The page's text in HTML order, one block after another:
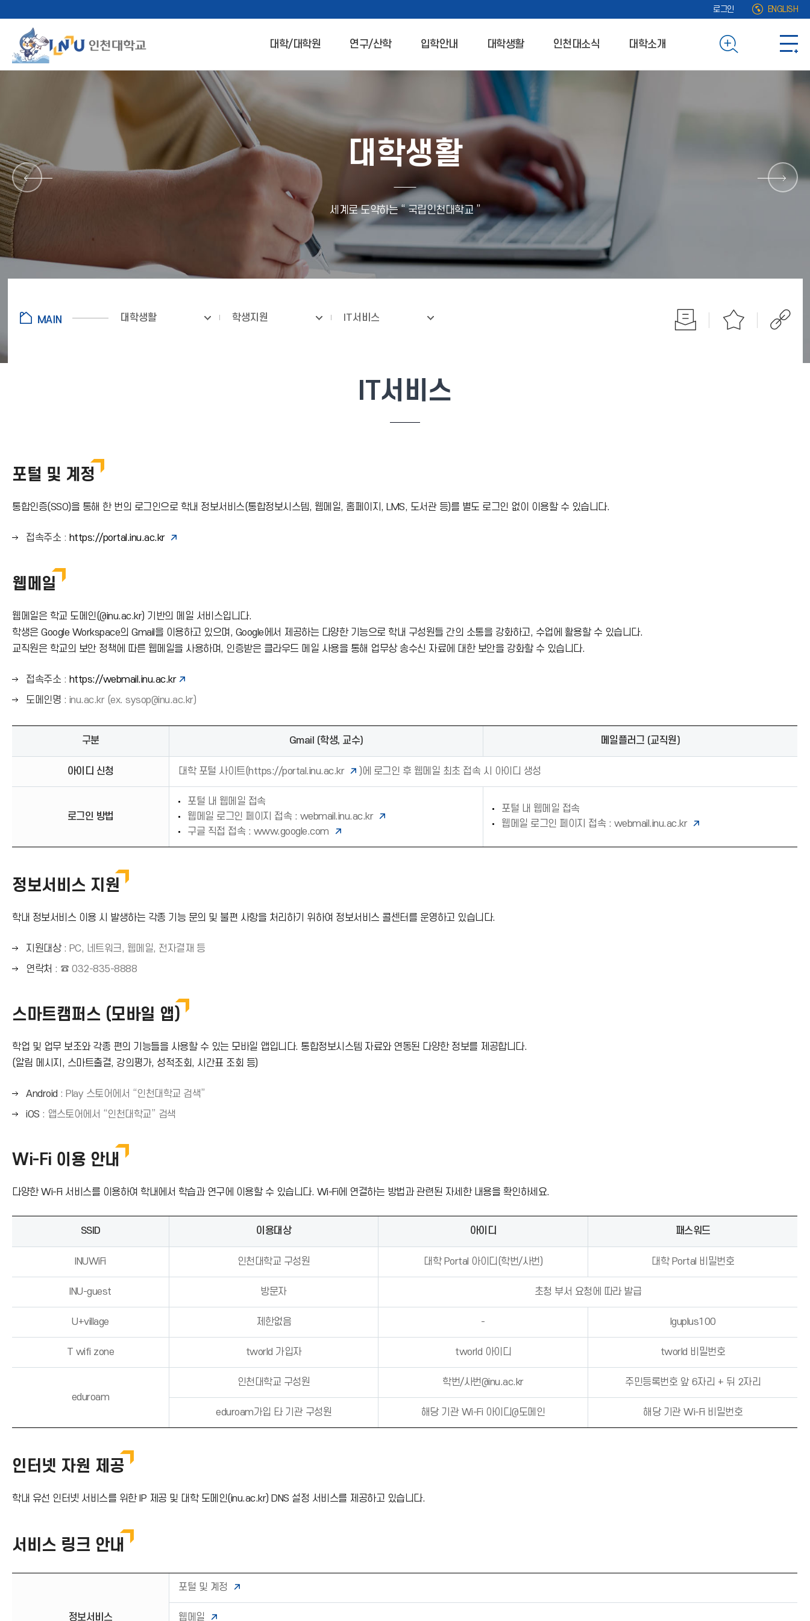
로그인 ENGLISH
대학/대학원 연구/산학 입학안내 대학생활 인천대소식 대학소개
대학생활
세계로 도약하는 “ 국립인천대학교 ”
대학생활 학생지원 IT서비스
IT서비스
포털 및 계정
통합인증(SSO)을 통해 한 번의 로그인으로 학내 정보서비스(통합정보시스템, 웹메일, 홈페이지, LMS, 도서관 등)를 별도 로그인 없이 이용할 수 있습니다.
오
화
표
→
)
접속주소 : https://portal.inu.ac.kr
웹메일
웹메일은 학교 도메인(@inu.ac.kr) 기반의 메일 서비스입니다.
학생은 Google Workspace의 Gmail을 이용하고 있으며, Google에서 제공하는 다양한 기능으로 학내 구성원들 간의 소통을 강화하고, 수업에 활용할 수 있습니다.
교직원은 학교의 보안 정책에 따른 웹메일을 사용하며, 인증받은 클라우드 메일 사용을 통해 업무상 송수신 자료에 대한 보안을 강화할 수 있습니다.
오
른
접속주소 : https://webmail.inu.ac.kr
오
쪽
살
(
도메인명 : inu.ac.kr (ex. sysop@inu.ac.kr)
구분 Gmail (학생, 교수) 메일플러그 (교직원)
아이디 신청 대학 포털 사이트(https://portal.inu.ac.kr )에 로그인 후 웹메일 최초 접속 시 아이디 생성
로그인 방법
포털 내 웹메일 접속
웹메일 로그인 페이지 접속 : webmail.inu.ac.kr
구글 직접 접속 : www.google.com
포털 내 웹메일 접속
웹메일 로그인 페이지 접속 : webmail.inu.ac.kr
정보서비스 지원
학내 정보서비스 이용 시 발생하는 각종 기능 문의 및 불편 사항을 처리하기 위하여 정보서비스 콜센터를 운영하고 있습니다.
오
른
살
표
→
)
지원대상: PC, 네트워크, 웹메일, 전자결재 등
오
화
표
→
연락처 : ☎ 032-835-8888
스마트캠퍼스 (모바일 앱)
학업 및 업무 보조와 각종 편의 기능들을 사용할 수 있는 모바일 앱입니다. 통합정보시스템 자료와 연동된 다양한 정보를 제공합니다.
(알림 메시지, 스마트출결, 강의평가, 성적조회, 시간표 조회 등)
오
른
살
표
→
Android : Play 스토어에서 “인천대학교 검색”
오
화
표
→
iOS : 앱스토어에서 “인천대학교” 검색
Wi-Fi 이용 안내
다양한 Wi-Fi 서비스를 이용하여 학내에서 학습과 연구에 이용할 수 있습니다. Wi-Fi에 연결하는 방법과 관련된 자세한 내용을 확인하세요.
SSID 이용대상 아이디 패스워드
INUWiFi 인천대학교 구성원 대학 Portal 아이디(학번/사번) 대학 Portal 비밀번호
INU-guest 방문자 초청 부서 요청에 따라 발급
U+village 제한없음 - lguplus100
T wifi zone tworld 가입자 tworld 아이디 tworld 비밀번호
eduroam
인천대학교 구성원 학번/사번@inu.ac.kr 주민등록번호 앞 6자리 + 뒤 2자리
eduroam가입 타 기관 구성원 해당 기관 Wi-Fi 아이디@도메인 해당 기관 Wi-Fi 비밀번호
인터넷 자원 제공
학내 유선 인터넷 서비스를 위한 IP 제공 및 대학 도메인(inu.ac.kr) DNS 설정 서비스를 제공하고 있습니다.
서비스 링크 안내
정보서비스
포털 및 계정
웹메일